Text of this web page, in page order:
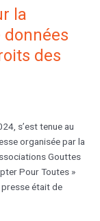
la
données
des
s’est tenue au
organisée par la
Gouttes
Pour Toutes »
presse était de